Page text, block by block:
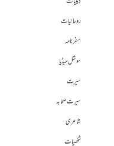
روحانیات
سفرنامہ
سوشل میڈیا
سیرت
سیرت صحابہ
شاعری
شخصیات